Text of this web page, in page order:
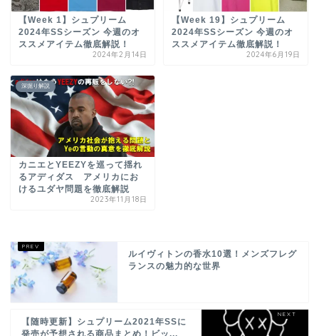
【Week 1】シュプリーム
2024年SSシーズン 今週のオ
ススメアイテム徹底解説！
2024年2月14日
【Week 19】シュプリーム
2024年SSシーズン 今週のオ
ススメアイテム徹底解説！
2024年6月19日
深掘り解説
カニエとYEEZYを巡って揺れ
るアディダス アメリカにお
けるユダヤ問題を徹底解説
2023年11月18日
ルイヴィトンの香水10選！メンズフレグ
ランスの魅力的な世界
【随時更新】シュプリーム2021年SSに
発売が予想される商品まとめ！ビッ...